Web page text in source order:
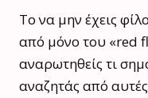
Το να μην έχεις
από μόνο του «red
αναρωτηθείς τι
αναζητάς από